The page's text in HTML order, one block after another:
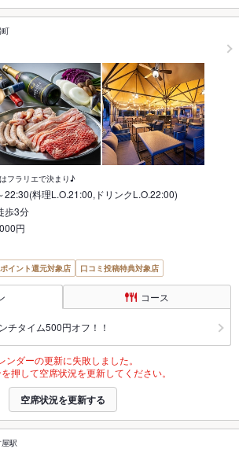
フラリエで決まり♪
料理L.O.21:00,ドリンクL.O.22:00)
歩3分
円
イント還元対象店 口コミ投稿特典対象店
コース
チタイム500円オフ！！
ンダーの更新に失敗しました。
押して空席状況を更新してください。
空席状況を更新する
駅